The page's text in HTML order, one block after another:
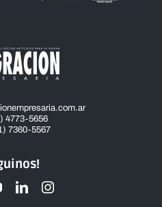
4773-5656
7360-5567